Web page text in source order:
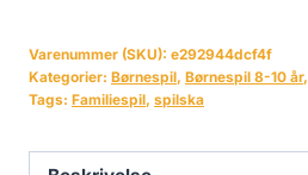
Varenummer (SKU): e292944dcf4f
Kategorier: Børnespil, Børnespil 8-10 år,
Tags: Familiespil, spilska